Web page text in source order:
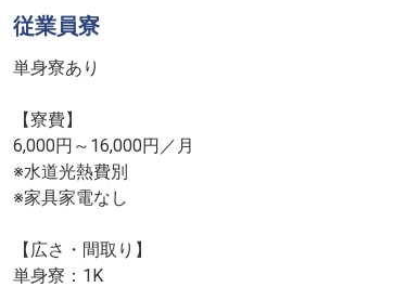
従業員寮
単身寮あり
【寮費】
6,000円～16,000円／月
※水道光熱費別
※家具家電なし
【広さ・間取り】
単身寮：1K